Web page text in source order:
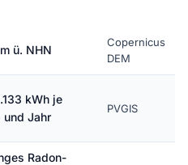
ü. NHN
Copernicus
DEM
kWh je
und Jahr
PVGIS
Radon-